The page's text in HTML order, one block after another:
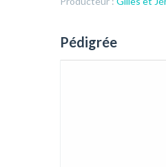
Pédigrée